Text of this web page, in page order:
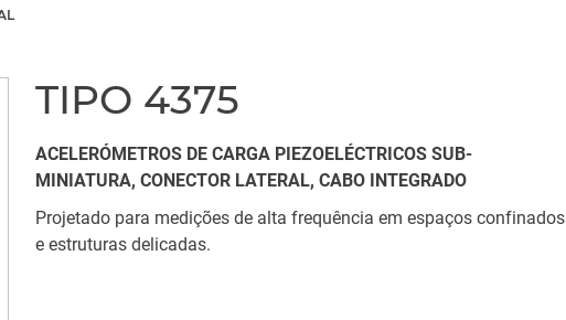
TIPO 4375
ACELERÓMETROS DE CARGA PIEZOELÉCTRICOS SUB-
MINIATURA, CONECTOR LATERAL, CABO INTEGRADO
Projetado para medições de alta frequência em espaços confinados
e estruturas delicadas.